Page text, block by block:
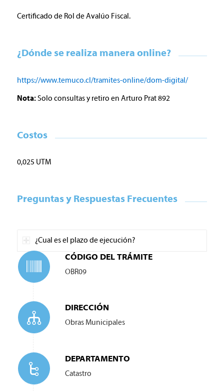
Certificado de Rol de Avalúo Fiscal.
¿Dónde se realiza manera online?
https://www.temuco.cl/tramites-online/dom-digital/
Nota:Solo consultas y retiro en Arturo Prat 892
Costos
0,025 UTM
Preguntas y Respuestas Frecuentes
¿Cual es el plazo de ejecución?
CÓDIGO DEL TRÁMITE
OBR09
DIRECCIÓN
Obras Municipales
DEPARTAMENTO
Catastro